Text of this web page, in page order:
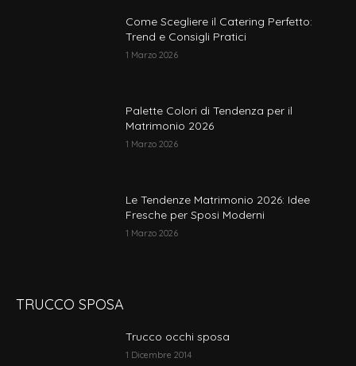
Come Scegliere il Catering Perfetto:
Trend e Consigli Pratici
1 Marzo 2026
Palette Colori di Tendenza per il
Matrimonio 2026
1 Marzo 2026
Le Tendenze Matrimonio 2026: Idee
Fresche per Sposi Moderni
1 Marzo 2026
TRUCCO SPOSA
Trucco occhi sposa
1 Dicembre 2014